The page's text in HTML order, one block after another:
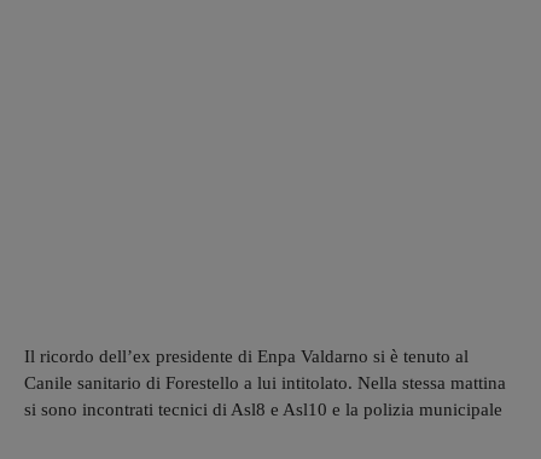
Il ricordo dell’ex presidente di Enpa Valdarno si è tenuto al
Canile sanitario di Forestello a lui intitolato. Nella stessa mattina
si sono incontrati tecnici di Asl8 e Asl10 e la polizia municipale